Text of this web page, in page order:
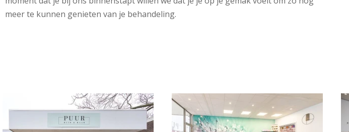
meer te kunnen genieten van je behandeling.